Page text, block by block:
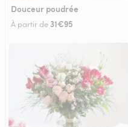
Douceur poudrée
À partir de 31€95